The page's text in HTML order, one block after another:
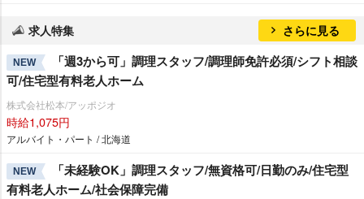
求人特集 さらに見る
NEW
「週3から可」調理スタッフ/調理師免許必須/シフト相談
可/住宅型有料老人ホーム
株式会社松本/アッポジオ
時給1,075円
アルバイト・パート / 北海道
NEW
「未経験OK」調理スタッフ/無資格可/日勤のみ/住宅型
有料老人ホーム/社会保障完備